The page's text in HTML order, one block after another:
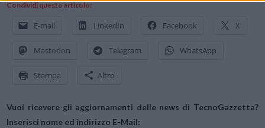
Condividi questo articolo:
E-mail LinkedIn Facebook X
Mastodon Telegram WhatsApp
Stampa Altro
Vuoi ricevere gli aggiornamenti delle news di TecnoGazzetta?
Inserisci nome ed indirizzo E-Mail: